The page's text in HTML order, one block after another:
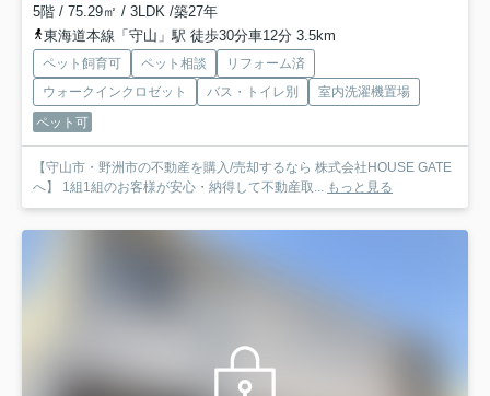
5階 / 75.29㎡ / 3LDK /築27年
東海道本線「守山」駅 徒歩30分車12分 3.5km
ペット飼育可 ペット相談
リフォーム済
ウォークインクロゼット
バス・トイレ別
室内洗濯機置場
ペット可
【守山市・野洲市の不動産を購入/売却するなら 株式会社HOUSE GATE
へ】 1組1組のお客様が安心・納得して不動産取... もっと見る